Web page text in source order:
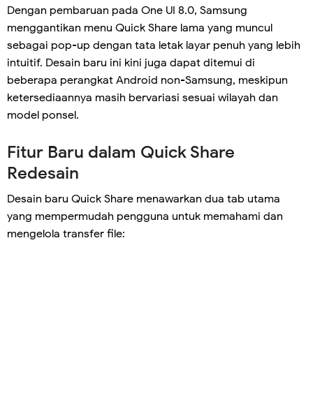
Dengan pembaruan pada One UI 8.0, Samsung
menggantikan menu Quick Share lama yang muncul
sebagai pop-up dengan tata letak layar penuh yang lebih
intuitif. Desain baru ini kini juga dapat ditemui di
beberapa perangkat Android non-Samsung, meskipun
ketersediaannya masih bervariasi sesuai wilayah dan
model ponsel.
Fitur Baru dalam Quick Share
Redesain
Desain baru Quick Share menawarkan dua tab utama
yang mempermudah pengguna untuk memahami dan
mengelola transfer file: